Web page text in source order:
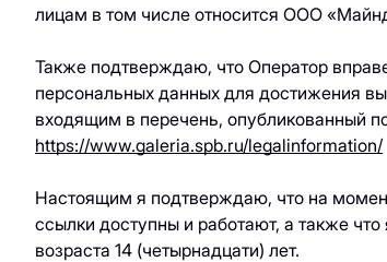
лицам в том числе относится ООО
Также подтверждаю, что Оператор
персональных данных для достижения
входящим в перечень, опубликованный
https://www.galeria.spb.ru/legalinformation/
Настоящим я подтверждаю, что на
ссылки доступны и работают, а также
возраста 14 (четырнадцати) лет.